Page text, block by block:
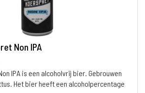
Non IPA
IPA is een alcoholvrij bier. Gebrouwen
Het bier heeft een alcoholpercentage